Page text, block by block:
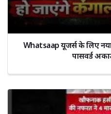
Whatsaap यूजर्स के लिए नया
पासवर्ड